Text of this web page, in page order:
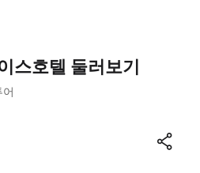
스호텔 둘러보기
어